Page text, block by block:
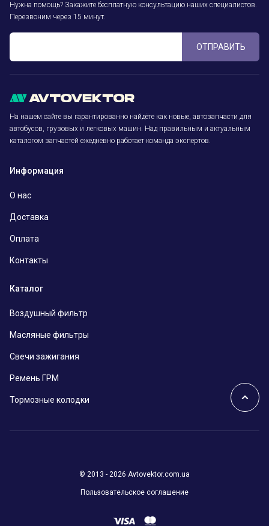
Нужна помощь? Закажите бесплатную консультацию наших специалистов.
Перезвоним через 15 минут.
ОТПРАВИТЬ
На нашем сайте вы гарантированно найдёте как новые, автозапчасти для
автобусов, грузовых и легковых машин. Над правильным и актуальным
каталогом запчастей ежедневно работает команда экспертов.
Информация
О нас
Доставка
Оплата
Контакты
Каталог
Воздушный фильтр
Масляные фильтры
Свечи зажигания
Ремень ГРМ
Тормозные колодки
© 2013 - 2026 Avtovektor.com.ua
Пользовательское соглашение